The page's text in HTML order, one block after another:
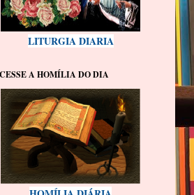
LITURGIA DIARIA
A HOMÍLIA DO DIA